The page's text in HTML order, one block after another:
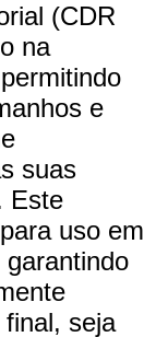
(CDR
na
e
suas
Este
uso em
seja